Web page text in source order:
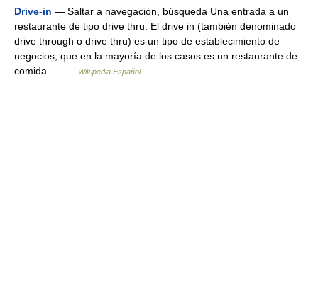
Drive-in — Saltar a navegación, búsqueda Una entrada a un
restaurante de tipo drive thru. El drive in (también denominado
drive through o drive thru) es un tipo de establecimiento de
negocios, que en la mayoría de los casos es un restaurante de
comida… …
Wikipedia Español